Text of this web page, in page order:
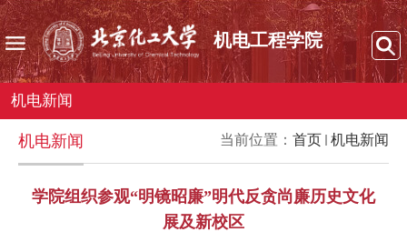
机电工程学院
机电新闻
当前位置： 首页 机电新闻
机电新闻
学院组织参观“明镜昭廉”明代反贪尚廉历史文化
展及新校区